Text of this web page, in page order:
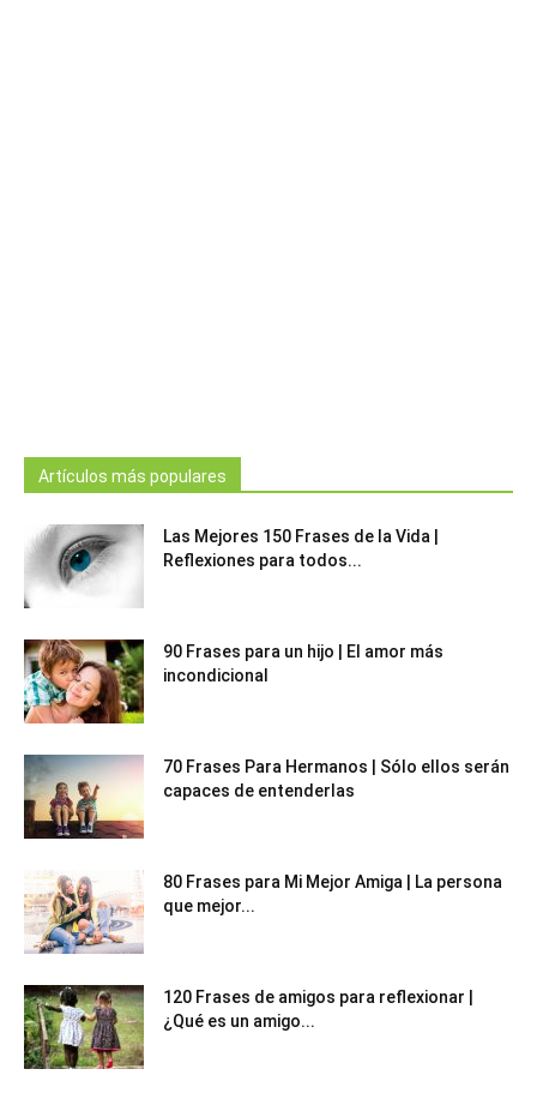
Artículos más populares
Las Mejores 150 Frases de la Vida |
Reflexiones para todos...
90 Frases para un hijo | El amor más
incondicional
70 Frases Para Hermanos | Sólo ellos serán
capaces de entenderlas
80 Frases para Mi Mejor Amiga | La persona
que mejor...
120 Frases de amigos para reflexionar |
¿Qué es un amigo...